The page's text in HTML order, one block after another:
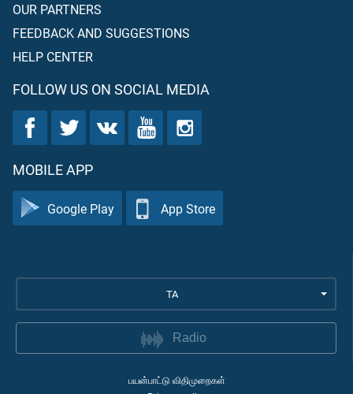
OUR PARTNERS
FEEDBACK AND SUGGESTIONS
HELP CENTER
FOLLOW US ON SOCIAL MEDIA
MOBILE APP
Google Play App Store
TA
Radio
பயன்பாட்டு விதிமுறைகள்